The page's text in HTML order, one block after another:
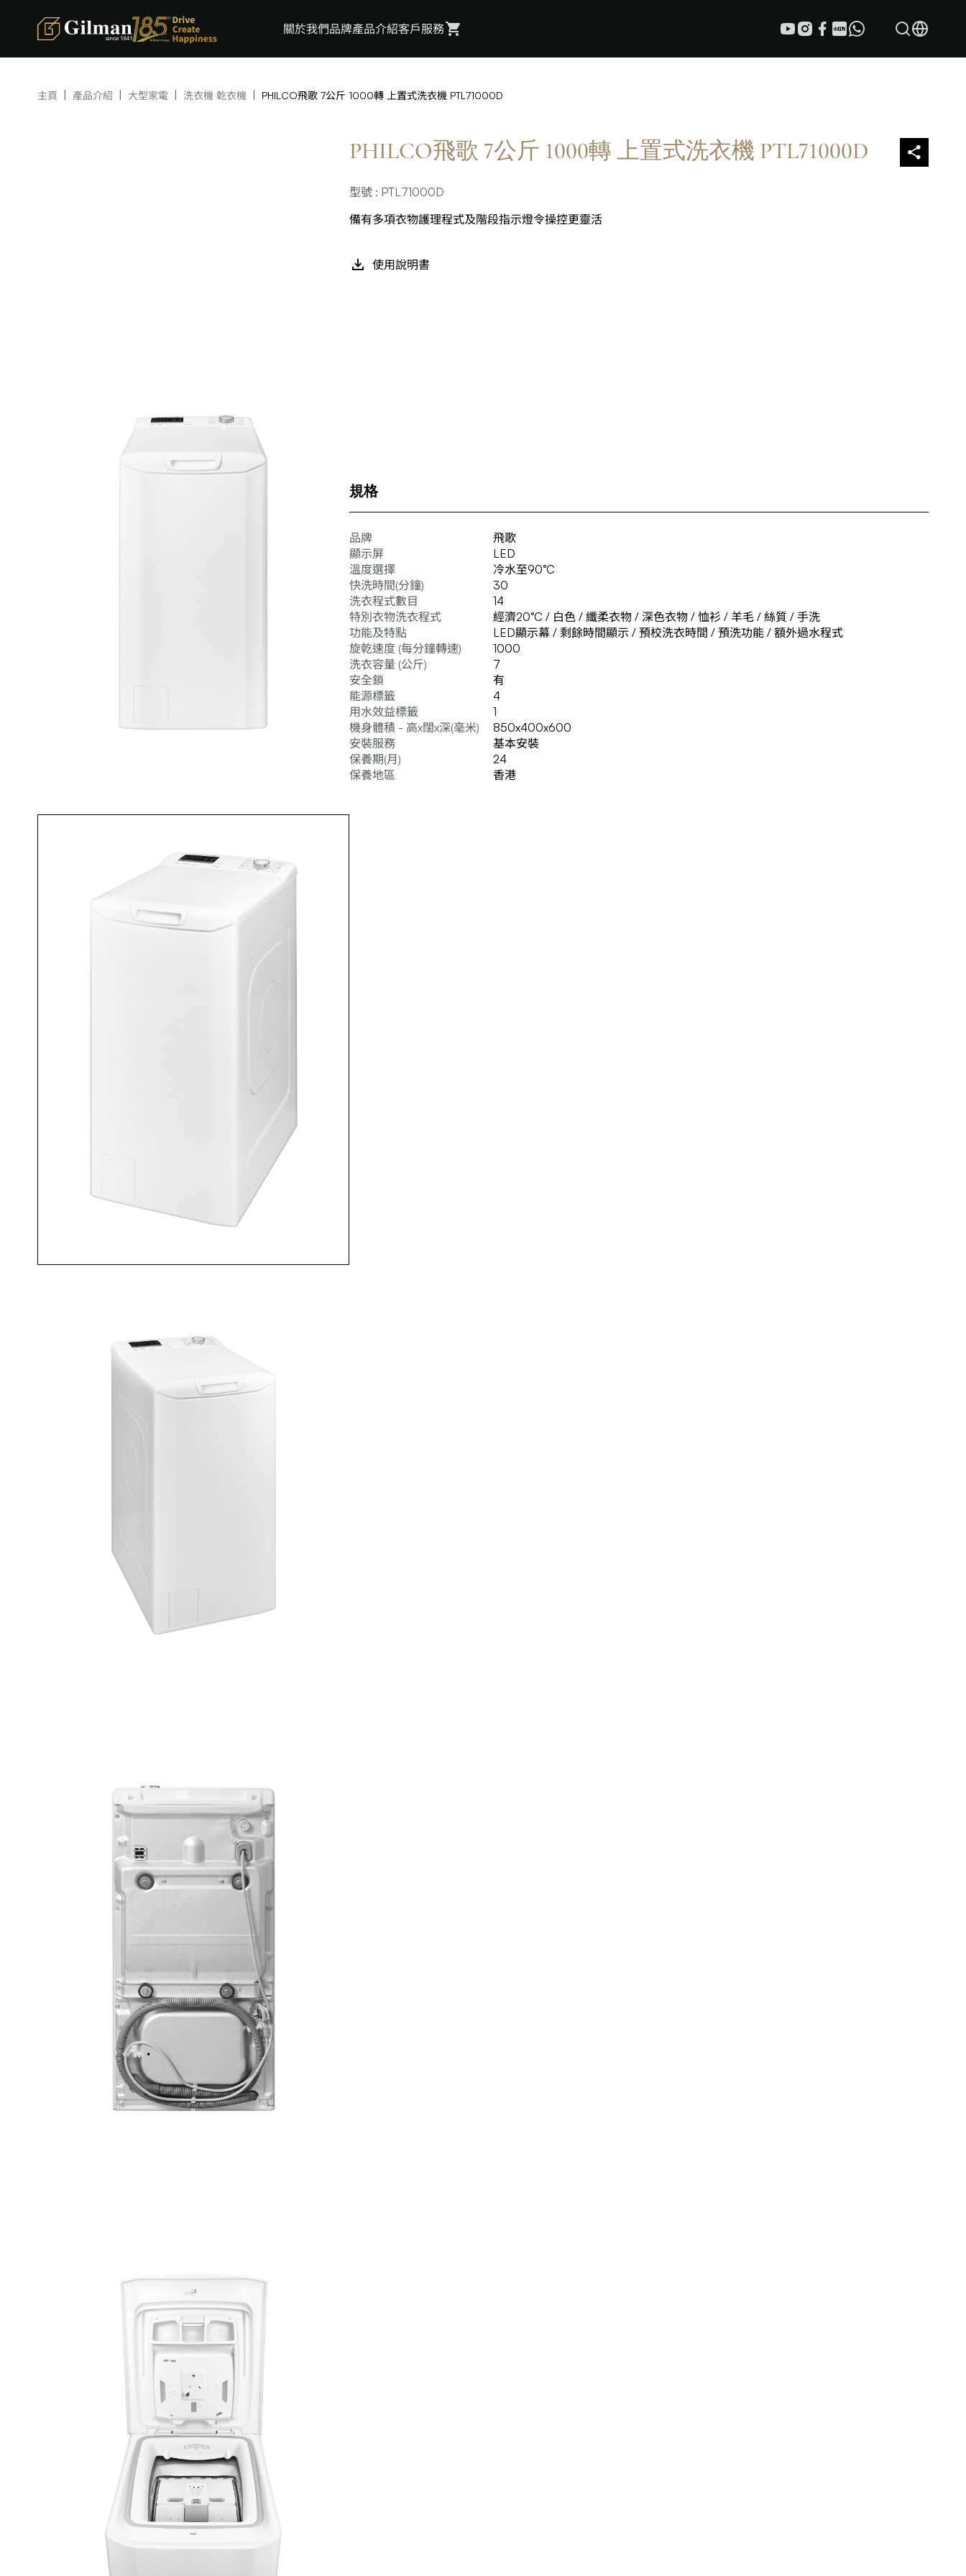
關於我們品牌產品介紹客戶服務
主頁 產品介紹 大型家電 洗衣機 乾衣機 PHILCO飛歌 7公斤 1000轉 上置式洗衣機 PTL71000D
PHILCO飛歌 7公斤 1000轉 上置式洗衣機 PTL71000D
型號 : PTL71000D
備有多項衣物護理程式及階段指示燈令操控更靈活
使用說明書
規格
品牌
飛歌
顯示屏
LED
溫度選擇
冷水至90°C
快洗時間(分鐘)
30
洗衣程式數目
14
特別衣物洗衣程式
經濟20°C / 白色 / 纖柔衣物 / 深色衣物 / 恤衫 / 羊毛 / 絲質 / 手洗
功能及特點
LED顯示幕 / 剩餘時間顯示 / 預校洗衣時間 / 預洗功能 / 額外過水程式
旋乾速度 (每分鐘轉速)
1000
洗衣容量 (公斤)
7
安全鎖
有
能源標籤
4
用水效益標籤
1
機身體積 - 高x闊x深(毫米)
850x400x600
安裝服務
基本安裝
保養期(月)
24
保養地區
香港